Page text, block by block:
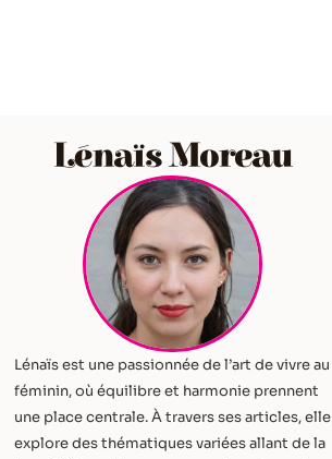
Lénaïs Moreau
Lénaïs est une passionnée de l’art de vivre au
féminin, où équilibre et harmonie prennent
une place centrale. À travers ses articles, elle
explore des thématiques variées allant de la